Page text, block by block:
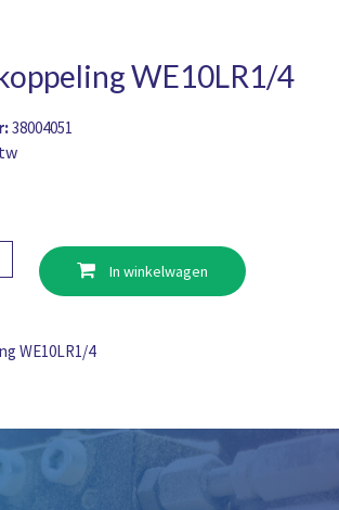
WE10LR1/4
38004051
In winkelwagen
WE10LR1/4